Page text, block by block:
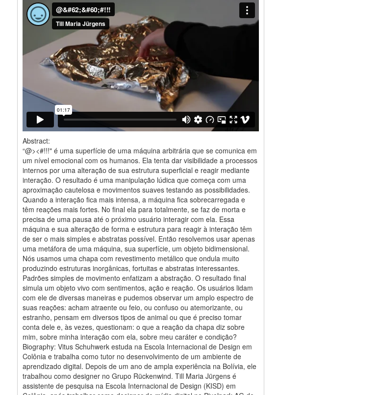
Abstract:
“@><#!!!" é uma superfície de uma máquina arbitrária que se comunica em
um nível emocional com os humanos. Ela tenta dar visibilidade a processos
internos por uma alteração de sua estrutura superficial e reagir mediante
interação. O resultado é uma manipulação lúdica que começa com uma
aproximação cautelosa e movimentos suaves testando as possibilidades.
Quando a interação fica mais intensa, a máquina fica sobrecarregada e
têm reações mais fortes. No final ela para totalmente, se faz de morta e
precisa de uma pausa até o próximo usuário interagir com ela. Essa
máquina e sua alteração de forma e estrutura para reagir à interação têm
de ser o mais simples e abstratas possível. Então resolvemos usar apenas
uma metáfora de uma máquina, sua superfície, um objeto bidimensional.
Nós usamos uma chapa com revestimento metálico que ondula muito
produzindo estruturas inorgânicas, fortuitas e abstratas interessantes.
Padrões simples de movimento enfatizam a abstração. O resultado final
simula um objeto vivo com sentimentos, ação e reação. Os usuários lidam
com ele de diversas maneiras e pudemos observar um amplo espectro de
suas reações: acham atraente ou feio, ou confuso ou atemorizante, ou
estranho, pensam em diversos tipos de animal ou que é preciso tomar
conta dele e, às vezes, questionam: o que a reação da chapa diz sobre
mim, sobre minha interação com ela, sobre meu caráter e condição?
Biography: Vitus Schuhwerk estuda na Escola Internacional de Design em
Colônia e trabalha como tutor no desenvolvimento de um ambiente de
aprendizado digital. Depois de um ano de ampla experiência na Bolívia, ele
trabalhou como designer no Grupo Rückenwind. Till Maria Jürgens é
assistente de pesquisa na Escola Internacional de Design (KISD) em